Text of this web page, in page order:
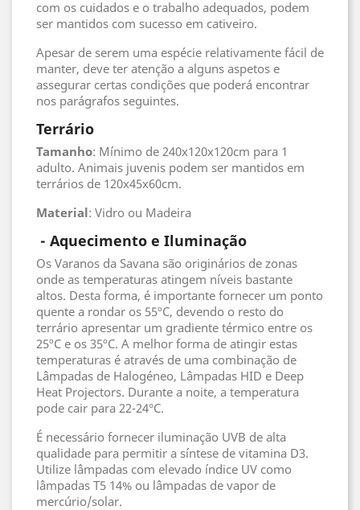
com os cuidados e o trabalho adequados, podem
ser mantidos com sucesso em cativeiro.
Apesar de serem uma espécie relativamente fácil de
manter, deve ter atenção a alguns aspetos e
assegurar certas condições que poderá encontrar
nos parágrafos seguintes.
Terrário
Tamanho: Mínimo de 240x120x120cm para 1
adulto. Animais juvenis podem ser mantidos em
terrários de 120x45x60cm.
Material: Vidro ou Madeira
- Aquecimento e Iluminação
Os Varanos da Savana são originários de zonas
onde as temperaturas atingem níveis bastante
altos. Desta forma, é importante fornecer um ponto
quente a rondar os 55ºC, devendo o resto do
terrário apresentar um gradiente térmico entre os
25ºC e os 35ºC. A melhor forma de atingir estas
temperaturas é através de uma combinação de
Lâmpadas de Halogéneo, Lâmpadas HID e Deep
Heat Projectors. Durante a noite, a temperatura
pode cair para 22-24°C.
É necessário fornecer iluminação UVB de alta
qualidade para permitir a síntese de vitamina D3.
Utilize lâmpadas com elevado índice UV como
lâmpadas T5 14% ou lâmpadas de vapor de
mercúrio/solar.